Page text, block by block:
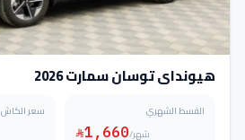
هيونداي توسان سمارت 2026
القسط الشهري
1,660 /شهر
سعر الكاش